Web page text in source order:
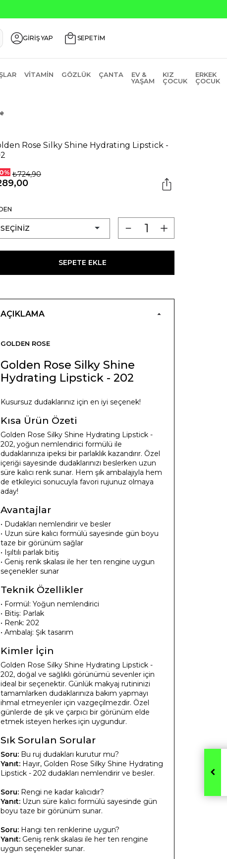
Kodu: AGUSTOS200
GİRİŞ YAP SEPETİM
VITAMIN GÖZLÜK ÇANTA
EV &
YAŞAM
KIZ
ÇOCUK
ERKEK
ÇOCUK
Rose Silky Shine Hydrating Lipstick -
₺724,90
SEPETE EKLE
AÇIKLAMA
GOLDEN ROSE
Golden Rose Silky Shine
Hydrating Lipstick - 202
Kusursuz dudaklarınız için en iyi seçenek!
Kısa Ürün Özeti
Golden Rose Silky Shine Hydrating Lipstick -
202, yoğun nemlendirici formülü ile
dudaklarınıza ipeksi bir parlaklık kazandırır. Özel
içeriği sayesinde dudaklarınızı beslerken uzun
süre kalıcı renk sunar. Hem şık ambalajıyla hem
de etkileyici sonucuyla favori rujunuz olmaya
aday!
Avantajlar
• Dudakları nemlendirir ve besler
• Uzun süre kalıcı formülü sayesinde gün boyu
taze bir görünüm sağlar
• Işıltılı parlak bitiş
• Geniş renk skalası ile her ten rengine uygun
seçenekler sunar
Teknik Özellikler
• Formül: Yoğun nemlendirici
• Bitiş: Parlak
• Renk: 202
• Ambalaj: Şık tasarım
Kimler İçin
Golden Rose Silky Shine Hydrating Lipstick -
202, doğal ve sağlıklı görünümü sevenler için
ideal bir seçenektir. Günlük makyaj rutininizi
tamamlarken dudaklarınıza bakım yapmayı
ihmal etmeyenler için vazgeçilmezdir. Özel
günlerde de şık ve çarpıcı bir görünüm elde
etmek isteyen herkes için uygundur.
Sık Sorulan Sorular
Soru: Bu ruj dudakları kurutur mu?
Yanıt: Hayır, Golden Rose Silky Shine Hydrating
Lipstick - 202 dudakları nemlendirir ve besler.
Soru: Rengi ne kadar kalıcıdır?
Yanıt: Uzun süre kalıcı formülü sayesinde gün
boyu taze bir görünüm sunar.
Soru: Hangi ten renklerine uygun?
Yanıt: Geniş renk skalası ile her ten rengine
uygun seçenekler sunar.